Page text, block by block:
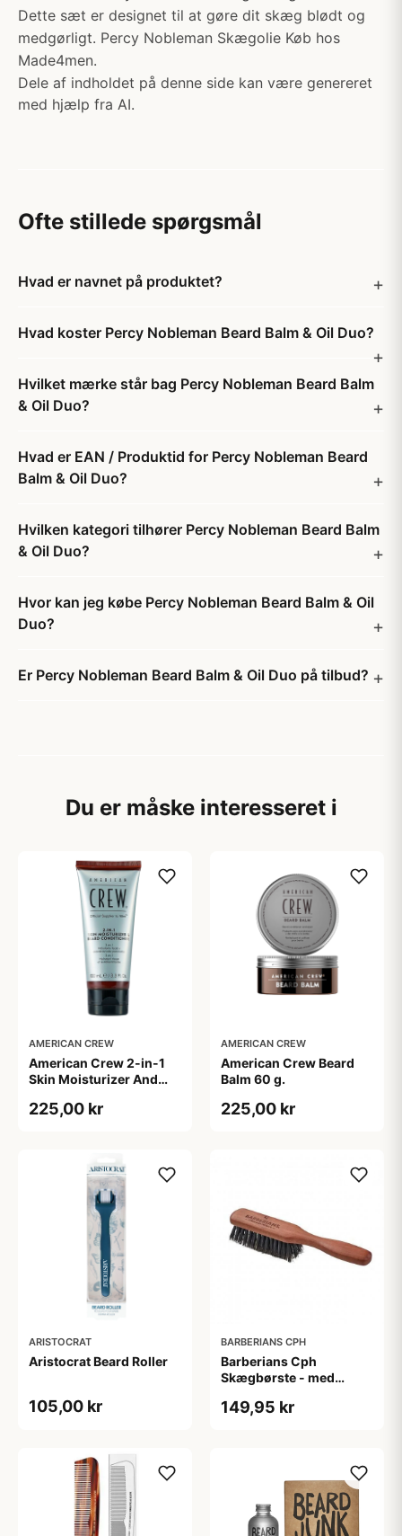
Dette sæt er designet til at gøre dit skæg blødt og
medgørligt. Percy Nobleman Skægolie Køb hos
Made4men.
Dele af indholdet på denne side kan være genereret
med hjælp fra AI.
Ofte stillede spørgsmål
Hvad er navnet på produktet?
Hvad koster Percy Nobleman Beard Balm & Oil Duo?
Hvilket mærke står bag Percy Nobleman Beard Balm
& Oil Duo?
Hvad er EAN / Produktid for Percy Nobleman Beard
Balm & Oil Duo?
Hvilken kategori tilhører Percy Nobleman Beard Balm
& Oil Duo?
Hvor kan jeg købe Percy Nobleman Beard Balm & Oil
Duo?
Er Percy Nobleman Beard Balm & Oil Duo på tilbud?
Du er måske interesseret i
AMERICAN CREW
American Crew 2-in-1
Skin Moisturizer And
ml)
225,00 kr
AMERICAN CREW
American Crew Beard
Balm 60 g.
225,00 kr
ARISTOCRAT
Aristocrat Beard Roller
105,00 kr
BARBERIANS CPH
Barberians Cph
Skægbørste - med
149,95 kr